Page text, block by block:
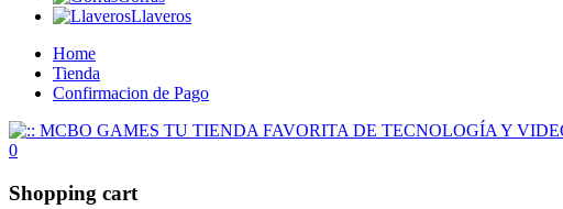
Llaveros
Home
Tienda
Confirmacion de Pago
0
Shopping cart